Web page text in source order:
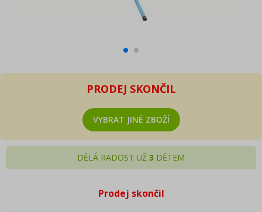
PRODEJ SKONČIL
VYBRAT JINÉ ZBOŽÍ
DĚLÁ RADOST UŽ 3 DĚTEM
Prodej skončil